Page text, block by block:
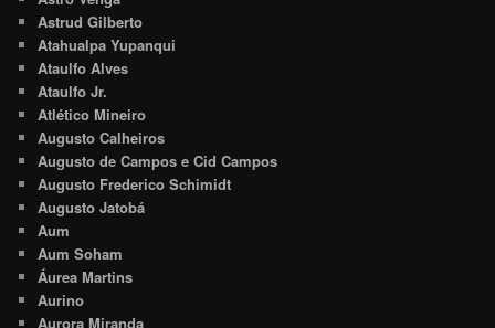
Astrud Gilberto
Atahualpa Yupanqui
Ataulfo Alves
Ataulfo Jr.
Atlético Mineiro
Augusto Calheiros
Augusto de Campos e Cid Campos
Augusto Frederico Schimidt
Augusto Jatobá
Aum
Aum Soham
Áurea Martins
Aurino
Aurora Miranda